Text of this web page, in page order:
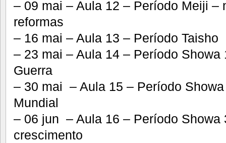
– 09 mai – Aula 12 – Período Meiji –
reformas
– 16 mai – Aula 13 – Período Taisho
– 23 mai – Aula 14 – Período Showa
Guerra
– 30 mai – Aula 15 – Período
Mundial
– 06 jun – Aula 16 – Período Showa
crescimento